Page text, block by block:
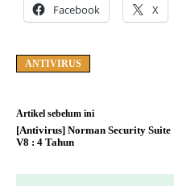
Facebook X
ANTIVIRUS
Artikel sebelum ini
[Antivirus] Norman Security Suite
V8 : 4 Tahun